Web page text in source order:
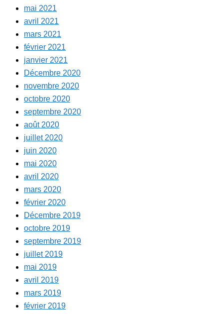
mai 2021
avril 2021
mars 2021
février 2021
janvier 2021
Décembre 2020
novembre 2020
octobre 2020
septembre 2020
août 2020
juillet 2020
juin 2020
mai 2020
avril 2020
mars 2020
février 2020
Décembre 2019
octobre 2019
septembre 2019
juillet 2019
mai 2019
avril 2019
mars 2019
février 2019